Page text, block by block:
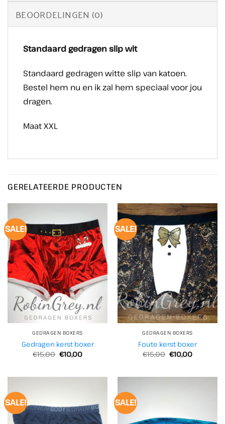
BEOORDELINGEN (0)
Standaard gedragen slip wit
Standaard gedragen witte slip van katoen.
Bestel hem nu en ik zal hem speciaal voor jou
dragen.
Maat XXL
GERELATEERDE PRODUCTEN
SALE!
GEDRAGEN BOXERS
Gedragen kerst boxer
€15,00 Oorspronkelijke
prijs
€10,00Huidige
SALE!
GEDRAGEN BOXERS
Foute kerst boxer
€15,00 Oorspronkelijke
prijs
€10,00Huidige
SALE! SALE!